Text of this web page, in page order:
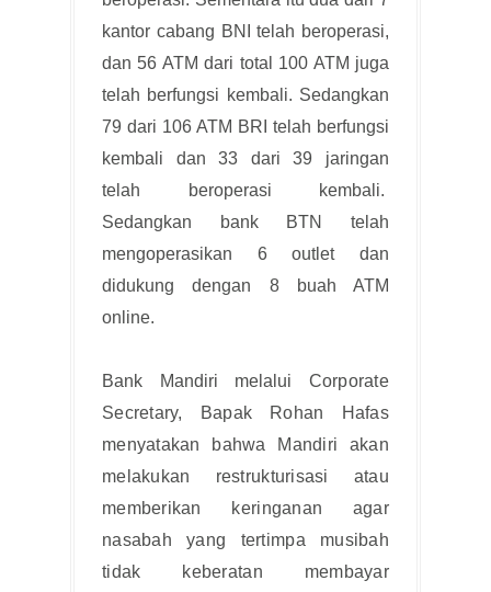
kantor cabang BNI telah beroperasi,
dan 56 ATM dari total 100 ATM juga
telah berfungsi kembali. Sedangkan
79 dari 106 ATM BRI telah berfungsi
kembali dan 33 dari 39 jaringan
telah beroperasi kembali.
Sedangkan bank BTN telah
mengoperasikan 6 outlet dan
didukung dengan 8 buah ATM
online.
Bank Mandiri melalui Corporate
Secretary, Bapak Rohan Hafas
menyatakan bahwa Mandiri akan
melakukan restrukturisasi atau
memberikan keringanan agar
nasabah yang tertimpa musibah
tidak keberatan membayar